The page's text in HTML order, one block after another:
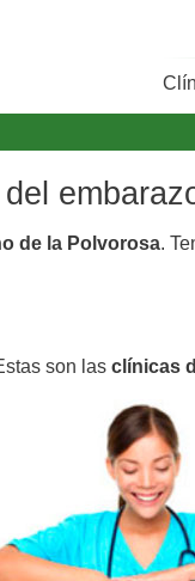
de la Polvorosa.
son las clínicas